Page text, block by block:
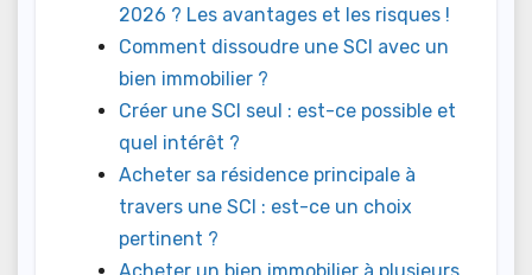
2026 ? Les avantages et les risques !
Comment dissoudre une SCI avec un
bien immobilier ?
Créer une SCI seul : est-ce possible et
quel intérêt ?
Acheter sa résidence principale à
travers une SCI : est-ce un choix
pertinent ?
Acheter un bien immobilier à plusieurs